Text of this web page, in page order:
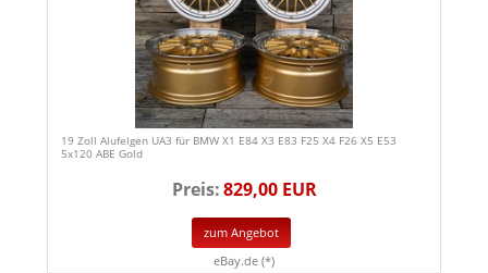
19 Zoll Alufelgen UA3 für BMW X1 E84 X3 E83 F25 X4 F26 X5 E53
5x120 ABE Gold
Preis:829,00 EUR
zum Angebot
eBay.de (*)